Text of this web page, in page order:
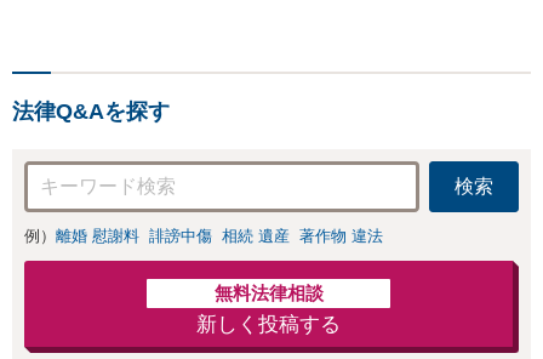
法律Q&Aを探す
検索
例） 離婚 慰謝料 誹謗中傷 相続 遺産 著作物 違法
無料法律相談
新しく投稿する